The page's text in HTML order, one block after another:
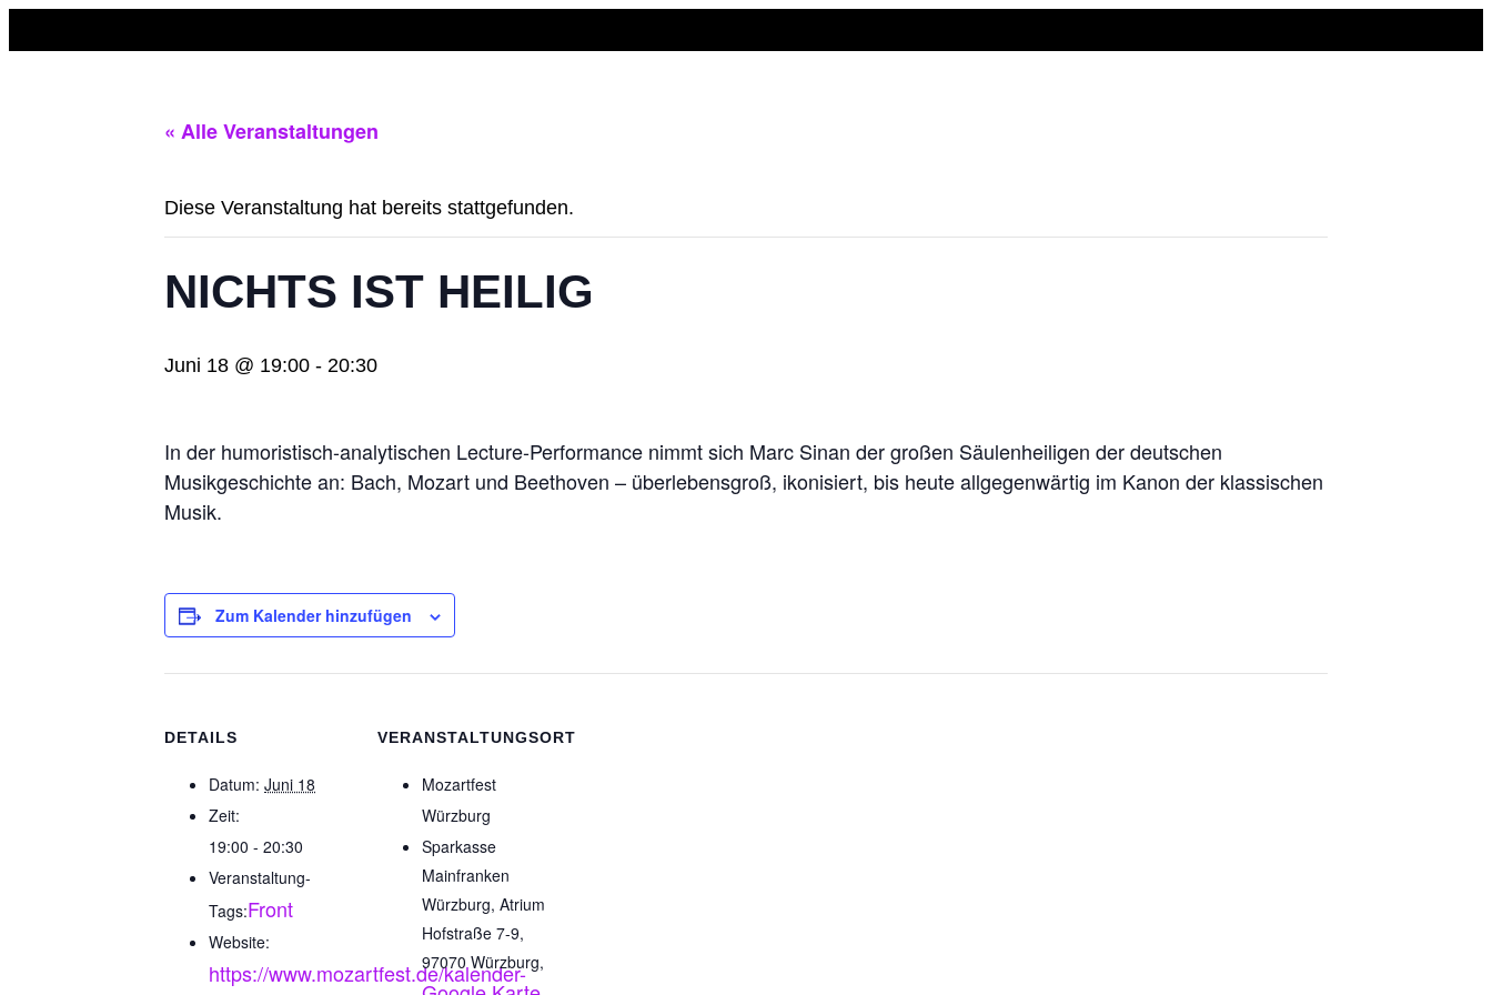
Inhalt
« Alle Veranstaltungen
Diese Veranstaltung hat bereits stattgefunden.
NICHTS IST HEILIG
Juni 18 @ 19:00 - 20:30
In der humoristisch-analytischen Lecture-Performance nimmt sich Marc Sinan der großen Säulenheiligen der deutschen
Musikgeschichte an: Bach, Mozart und Beethoven – überlebensgroß, ikonisiert, bis heute allgegenwärtig im Kanon der klassischen
Musik.
Zum Kalender hinzufügen
DETAILS
Datum: Juni 18
Zeit:
19:00 - 20:30
Veranstaltung-
Tags:Front
Website:
https://www.mozartfest.de/kalender-
VERANSTALTUNGSORT
Mozartfest
Würzburg
Sparkasse
Mainfranken
Würzburg, Atrium
Hofstraße 7-9,
97070 Würzburg,